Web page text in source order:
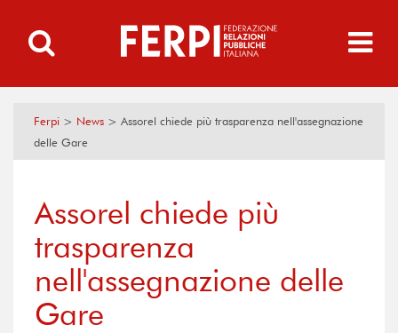
Ferpi > News > Assorel chiede più trasparenza nell'assegnazione
delle Gare
Assorel chiede più
trasparenza
nell'assegnazione delle
Gare